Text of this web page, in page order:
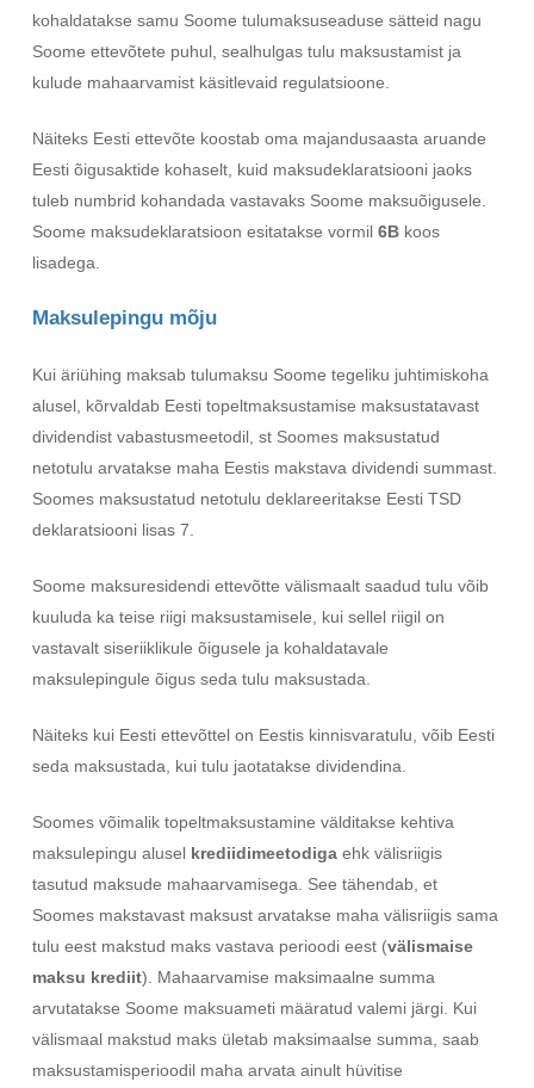
kohaldatakse samu Soome tulumaksuseaduse sätteid nagu
Soome ettevõtete puhul, sealhulgas tulu maksustamist ja
kulude mahaarvamist käsitlevaid regulatsioone.
Näiteks Eesti ettevõte koostab oma majandusaasta aruande
Eesti õigusaktide kohaselt, kuid maksudeklaratsiooni jaoks
tuleb numbrid kohandada vastavaks Soome maksuõigusele.
Soome maksudeklaratsioon esitatakse vormil 6Bkoos
lisadega.
Maksulepingu mõju
Kui äriühing maksab tulumaksu Soome tegeliku juhtimiskoha
alusel, kõrvaldab Eesti topeltmaksustamise maksustatavast
dividendist vabastusmeetodil, st Soomes maksustatud
netotulu arvatakse maha Eestis makstava dividendi summast.
Soomes maksustatud netotulu deklareeritakse Eesti TSD
deklaratsiooni lisas 7.
Soome maksuresidendi ettevõtte välismaalt saadud tulu võib
kuuluda ka teise riigi maksustamisele, kui sellel riigil on
vastavalt siseriiklikule õigusele ja kohaldatavale
maksulepingule õigus seda tulu maksustada.
Näiteks kui Eesti ettevõttel on Eestis kinnisvaratulu, võib Eesti
seda maksustada, kui tulu jaotatakse dividendina.
Soomes võimalik topeltmaksustamine välditakse kehtiva
maksulepingu alusel krediidimeetodigaehk välisriigis
tasutud maksude mahaarvamisega. See tähendab, et
Soomes makstavast maksust arvatakse maha välisriigis sama
tulu eest makstud maks vastava perioodi eest (välismaise
maksu krediit). Mahaarvamise maksimaalne summa
arvutatakse Soome maksuameti määratud valemi järgi. Kui
välismaal makstud maks ületab maksimaalse summa, saab
maksustamisperioodil maha arvata ainult hüvitise